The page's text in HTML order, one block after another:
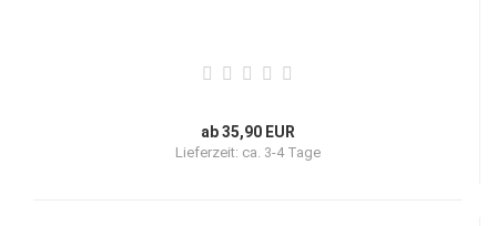
ab 35,90 EUR
Lieferzeit: ca. 3-4 Tage